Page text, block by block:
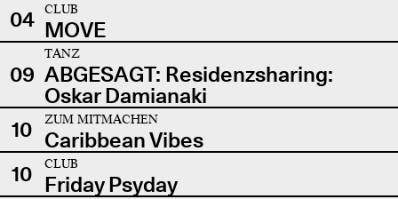
04
CLUB
MOVE
09
TANZ
ABGESAGT: Residenzsharing:
Oskar Damianaki
10
ZUM MITMACHEN
Caribbean Vibes
10
CLUB
Friday Psyday